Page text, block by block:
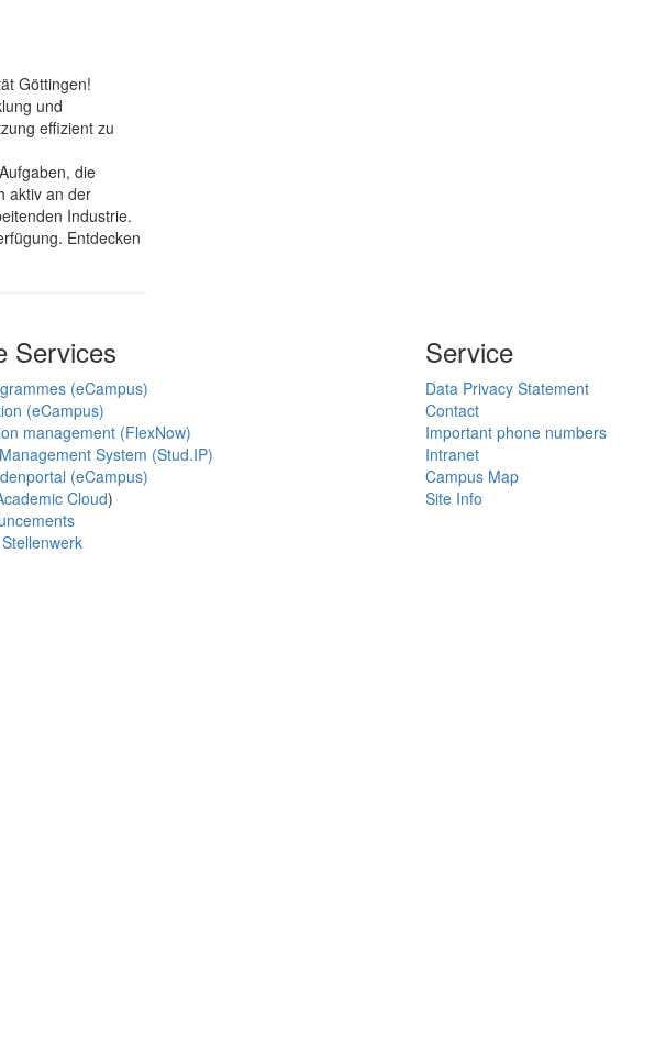
Göttingen!
und
effizient zu
die
aktiv an der
Industrie.
Entdecken
Services
(eCampus)
(eCampus)
management (FlexNow)
System (Stud.IP)
(eCampus)
Cloud)
Service
Data Privacy Statement
Contact
Important phone numbers
Intranet
Campus Map
Site Info